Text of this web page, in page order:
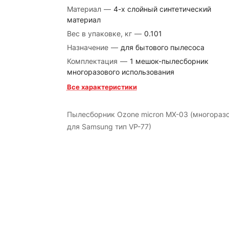
Материал — 4-х слойный синтетический
материал
Вес в упаковке, кг — 0.101
Назначение — для бытового пылесоса
Комплектация — 1 мешок-пылесборник
многоразового использования
Все характеристики
Пылесборник Ozone micron MX-03
для Samsung тип VP-77)